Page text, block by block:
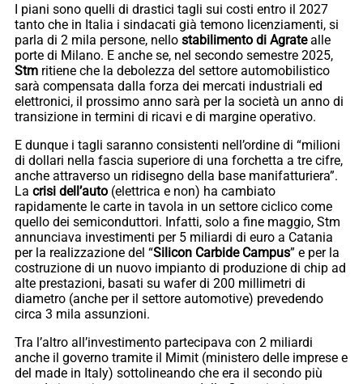
I piani sono quelli di drastici tagli sui costi entro il 2027
tanto che in Italia i sindacati già temono licenziamenti, si
parla di 2 mila persone, nello stabilimento di Agratealle
porte di Milano. E anche se, nel secondo semestre 2025,
Stm ritiene che la debolezza del settore automobilistico
sarà compensata dalla forza dei mercati industriali ed
elettronici, il prossimo anno sarà per la società un anno di
transizione in termini di ricavi e di margine operativo.
E dunque i tagli saranno consistenti nell’ordine di “milioni
di dollari nella fascia superiore di una forchetta a tre cifre,
anche attraverso un ridisegno della base manifatturiera”.
La crisi dell’auto (elettrica e non) ha cambiato
rapidamente le carte in tavola in un settore ciclico come
quello dei semiconduttori. Infatti, solo a fine maggio, Stm
annunciava investimenti per 5 miliardi di euro a Catania
per la realizzazione del “Silicon Carbide Campus” e per la
costruzione di un nuovo impianto di produzione di chip ad
alte prestazioni, basati su wafer di 200 millimetri di
diametro (anche per il settore automotive) prevedendo
circa 3 mila assunzioni.
Tra l’altro all’investimento partecipava con 2 miliardi
anche il governo tramite il Mimit (ministero delle imprese e
del made in Italy) sottolineando che era il secondo più